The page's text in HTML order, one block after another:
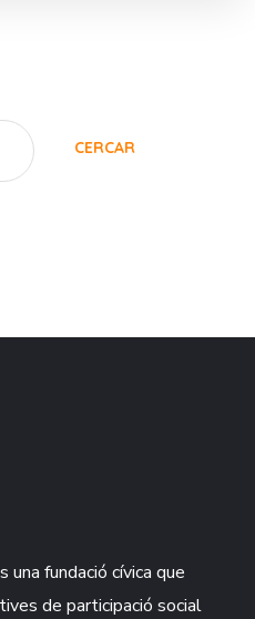
CERCAR
una fundació cívica que
de participació social